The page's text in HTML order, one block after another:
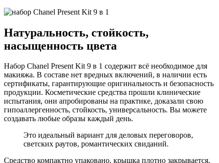
Натуральность, стойкость,
насыщенность цвета
Набор Chanel Present Kit 9 в 1 содержит всё необходимое для
макияжа. В составе нет вредных включений, в наличии есть
сертификаты, гарантирующие оригинальность и безопасность
продукции. Косметические средства прошли клинические
испытания, они апробированы на практике, доказали свою
гипоаллергенность, стойкость, универсальность. Вы можете
создавать любые образы каждый день.
Это идеальный вариант для деловых переговоров,
светских раутов, романтических свиданий.
Средство компактно упаковано, крышка плотно закрывается,